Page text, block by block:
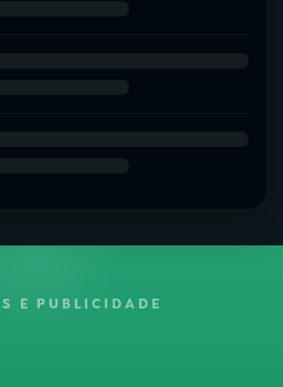
E PUBLICIDADE